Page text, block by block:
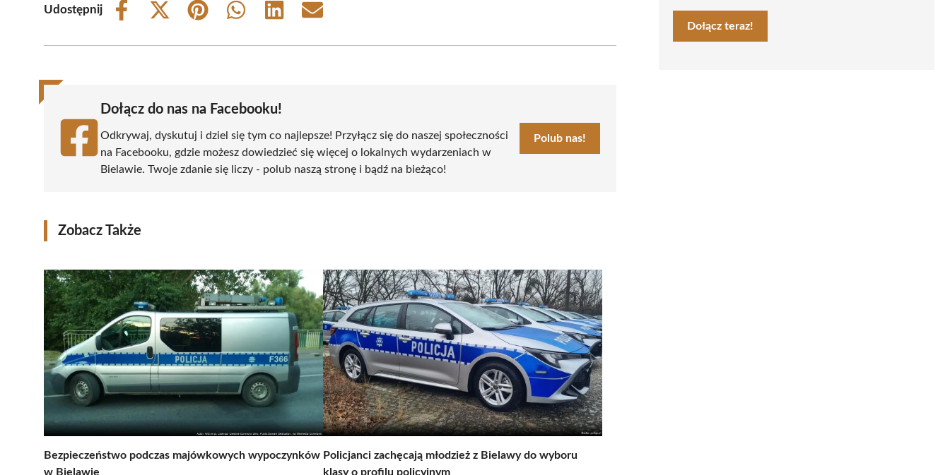
Udostępnij
Share
Share
(Twitter)
Share
Share
Share
Share
Dołącz do nas na Facebooku!
Odkrywaj, dyskutuj i dziel się tym co najlepsze! Przyłącz się do naszej społeczności
na Facebooku, gdzie możesz dowiedzieć się więcej o lokalnych wydarzeniach w
Bielawie. Twoje zdanie się liczy - polub naszą stronę i bądź na bieżąco!
Polub nas!
Zobacz Także
Bezpieczeństwo podczas majówkowych wypoczynków
w Bielawie
Policjanci zachęcają młodzież z Bielawy do wyboru
klasy o profilu policyjnym
Dołącz teraz!